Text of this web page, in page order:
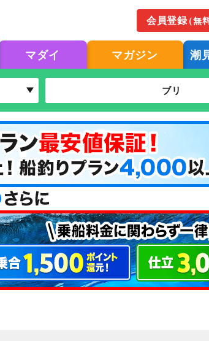
会員登録（無料
マダイ マガジン 潮
ブリ